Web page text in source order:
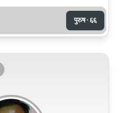
पुरुष · ६६